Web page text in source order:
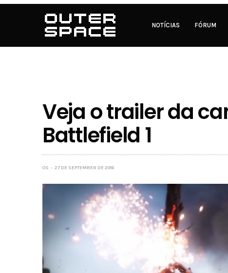
NOTÍCIAS FÓRUM
Veja o trailer da
Battlefield 1
OS 27 DE SEPTEMBER DE 2016